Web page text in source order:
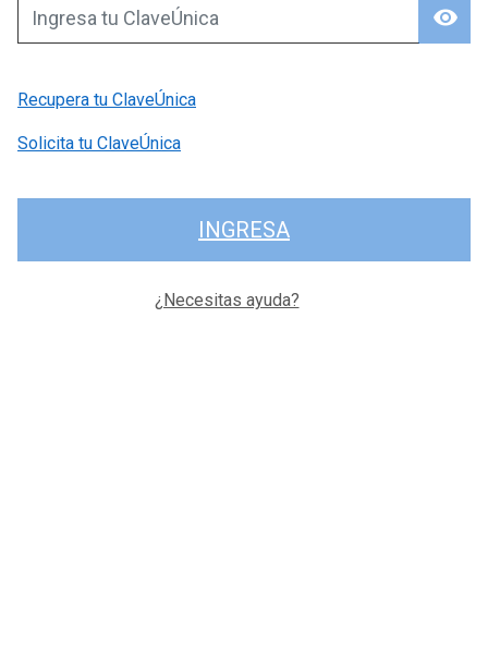
visibility
Ingresa tu ClaveÚnica
Recupera tu ClaveÚnica
Solicita tu ClaveÚnica
INGRESA
¿Necesitas ayuda?